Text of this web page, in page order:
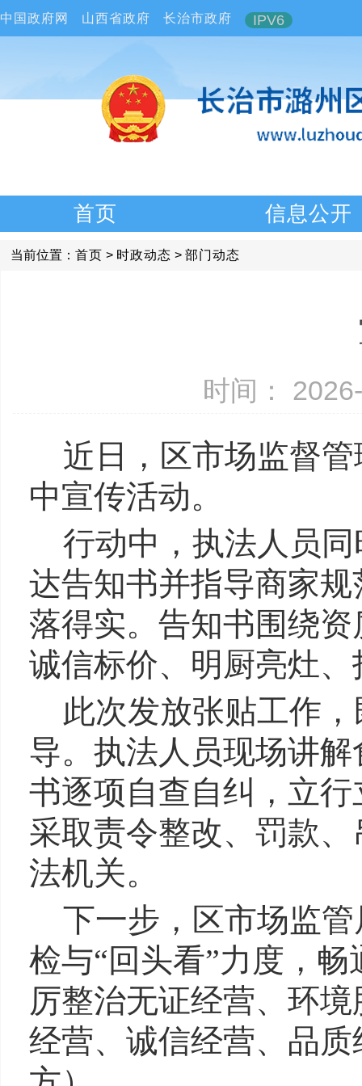
中国政府网 山西省政府 长治市政府 IPV6
首页 信息公开
当前位置： 首页 > 时政动态 > 部门动态
时间：
近日，区市场监督
中宣传活动。
行动中，执法人员
达告知书并指导商家
落得实。告知书围绕
诚信标价、明厨亮灶
此次发放张贴工作
导。执法人员现场讲
书逐项自查自纠，立
采取责令整改、罚款
法机关。
下一步，区市场监
检与“回头看”力度，
厉整治无证经营、环
经营、诚信经营、品